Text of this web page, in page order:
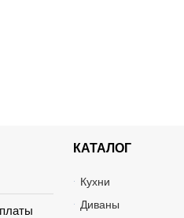
КАТАЛОГ
Кухни
Диваны